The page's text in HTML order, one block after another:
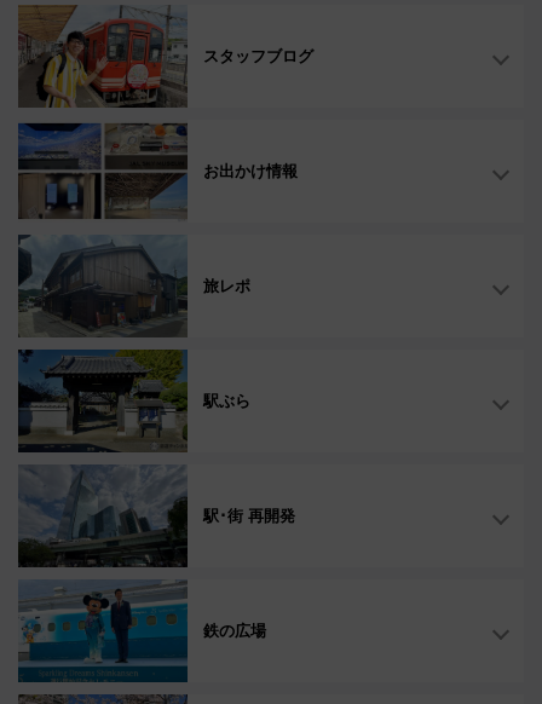
スタッフブログ
お出かけ情報
旅レポ
駅ぶら
駅･街 再開発
鉄の広場